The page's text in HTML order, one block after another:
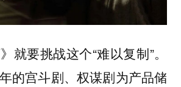
就要挑战这个“难以复制”。
的宫斗剧、权谋剧为产品储